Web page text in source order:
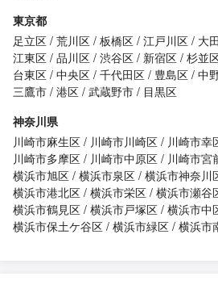
東京都
足立区 荒川区 板橋区 江戸川区 大
江東区 品川区 渋谷区 新宿区 杉並
台東区 中央区 千代田区 豊島区 中
三鷹市 港区 武蔵野市
目黒区
神奈川県
川崎市麻生区
川崎市川崎区 川崎市幸
川崎市多摩区
川崎市中原区 川崎市宮
横浜市旭区 横浜市泉区 横浜市神奈川
横浜市港北区 横浜市栄区 横浜市瀬谷
横浜市鶴見区 横浜市戸塚区 横浜市中
横浜市保土ケ谷区 横浜市緑区 横浜市